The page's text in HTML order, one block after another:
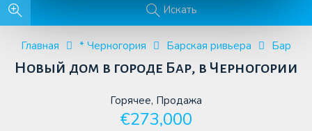
Искать
Главная * Черногория Барская ривьера Бар
Новый дом в городе Бар, в Черногории
Горячее, Продажа
€273,000